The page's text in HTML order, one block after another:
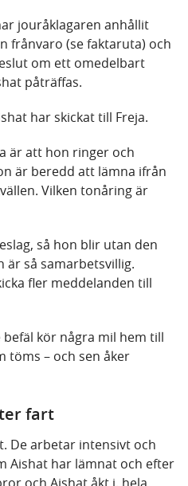
jouråklagaren anhållit
frånvaro (se faktaruta) och
om ett omedelbart
påträffas.
har skickat till Freja.
är att hon ringer och
är beredd att lämna ifrån
Vilken tonåring är
så hon blir utan den
är så samarbetsvillig.
fler meddelanden till
kör några mil hem till
töms – och sen åker
fart
De arbetar intensivt och
Aishat har lämnat och efter